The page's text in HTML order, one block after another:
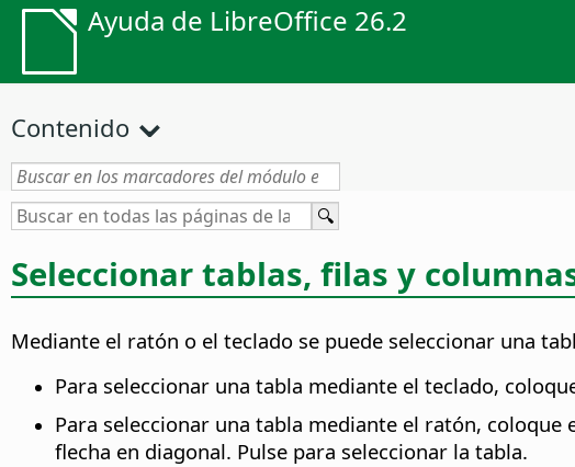
Ayuda de LibreOffice 26.2
Contenido
Seleccionar tablas, filas y
Mediante el ratón o el teclado se puede seleccionar una
Para seleccionar una tabla mediante el teclado,
Para seleccionar una tabla mediante el ratón,
flecha en diagonal. Pulse para seleccionar la tabla.